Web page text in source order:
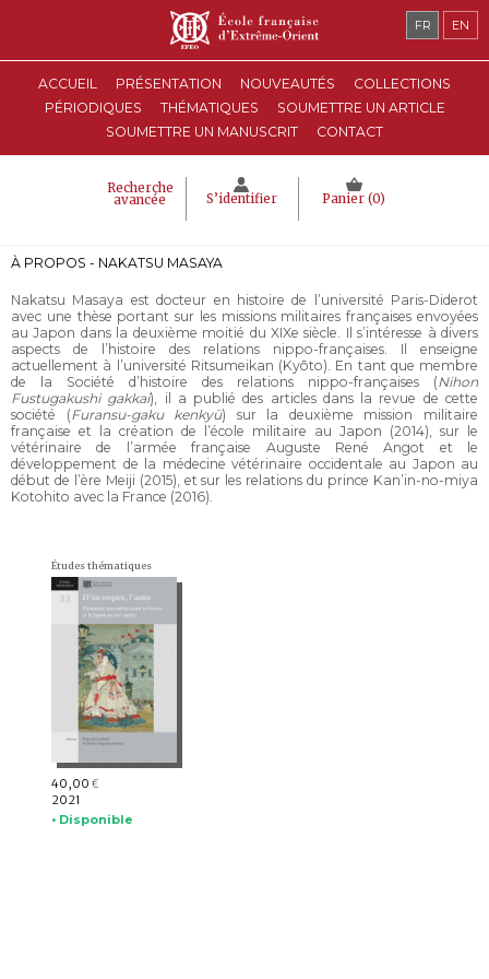
ACCUEIL PRÉSENTATION NOUVEAUTÉS
COLLECTIONS
PÉRIODIQUES
THÉMATIQUES
SOUMETTRE UN ARTICLE
SOUMETTRE UN MANUSCRIT
CONTACT
Recherche
avancée S’identifier Panier (0)
FR EN
À PROPOS - NAKATSU MASAYA
Nakatsu Masaya est docteur en histoire de l’université Paris-Diderot
avec une thèse portant sur les missions militaires françaises envoyées
au Japon dans la deuxième moitié du XIXe siècle. Il s’intéresse à divers
aspects de l’histoire des relations nippo-françaises. Il enseigne
actuellement à l’université Ritsumeikan (Kyōto). En tant que membre
de la Société d’histoire des relations nippo-françaises (Nihon
Fustugakushi gakkai), il a publié des articles dans la revue de cette
société (Furansu-gaku kenkyū) sur la deuxième mission militaire
française et la création de l’école militaire au Japon (2014), sur le
vétérinaire de l’armée française Auguste René Angot et le
développement de la médecine vétérinaire occidentale au Japon au
début de l’ère Meiji (2015), et sur les relations du prince Kan’in-no-miya
Kotohito avec la France (2016).
Études thématiques
40,00 €
2021
• Disponible